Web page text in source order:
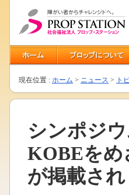
現在位置 : ホーム > ニュース > ト
シンポジ
KOBEをめ
が掲載され